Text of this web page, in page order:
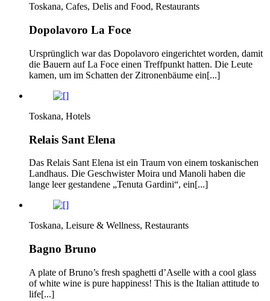
Toskana, Cafes, Delis and Food, Restaurants
Dopolavoro La Foce
Ursprünglich war das Dopolavoro eingerichtet worden, damit
die Bauern auf La Foce einen Treffpunkt hatten. Die Leute
kamen, um im Schatten der Zitronenbäume ein[...]
Toskana, Hotels
Relais Sant Elena
Das Relais Sant Elena ist ein Traum von einem toskanischen
Landhaus. Die Geschwister Moira und Manoli haben die
lange leer gestandene „Tenuta Gardini“, ein[...]
Toskana, Leisure & Wellness, Restaurants
Bagno Bruno
A plate of Bruno’s fresh spaghetti d’Aselle with a cool glass
of white wine is pure happiness! This is the Italian attitude to
life[...]